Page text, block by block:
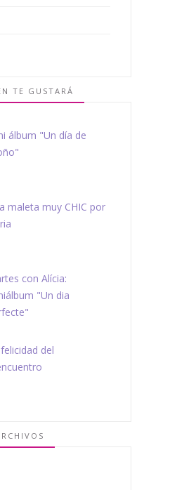
TE GUSTARÁ
álbum "Un día de
maleta muy CHIC por
con Alícia:
"Un dia
del